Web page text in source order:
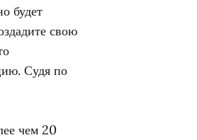
будет
свою
Судя по
чем 20